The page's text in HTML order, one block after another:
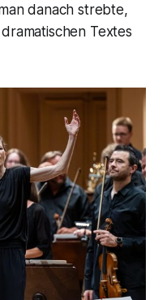
danach strebte,
Textes